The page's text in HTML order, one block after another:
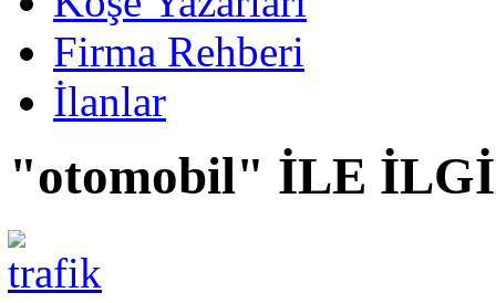
Firma Rehberi
İlanlar
"otomobil" İLE